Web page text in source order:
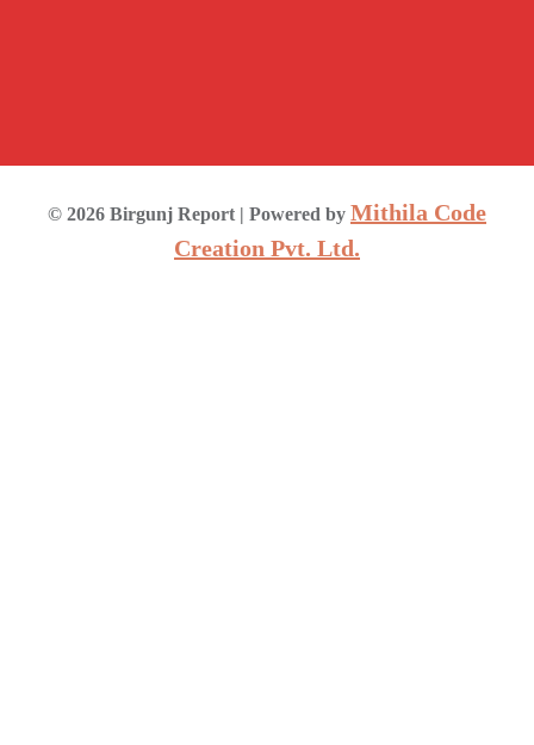
© 2026 Birgunj Report | Powered by Mithila Code
Creation Pvt. Ltd.